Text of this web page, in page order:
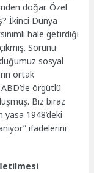
doğar. Özel
İkinci Dünya
hale getirdiği
Sorunu
sosyal
ortak
örgütlü
Biz biraz
yasa 1948’deki
ifadelerini